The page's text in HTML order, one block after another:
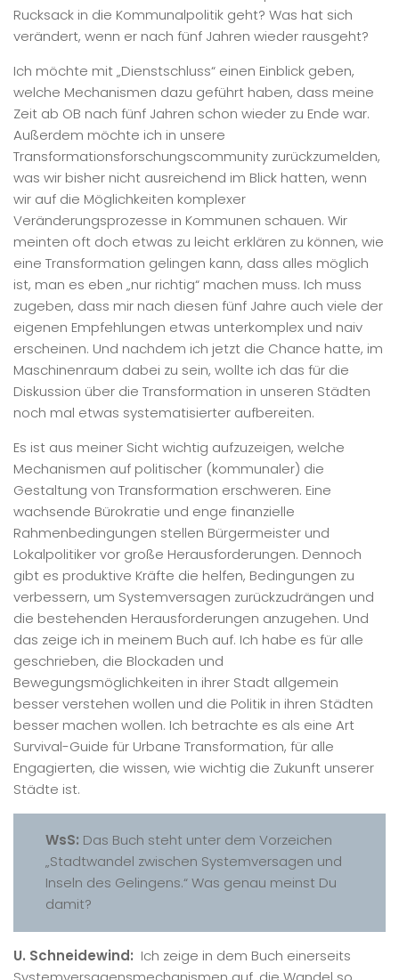
Rucksack in die Kommunalpolitik geht? Was hat sich
verändert, wenn er nach fünf Jahren wieder rausgeht?
Ich möchte mit „Dienstschluss“ einen Einblick geben,
welche Mechanismen dazu geführt haben, dass meine
Zeit ab OB nach fünf Jahren schon wieder zu Ende war.
Außerdem möchte ich in unsere
Transformationsforschungscommunity zurückzumelden,
was wir bisher nicht ausreichend im Blick hatten, wenn
wir auf die Möglichkeiten komplexer
Veränderungsprozesse in Kommunen schauen. Wir
meinten oft doch etwas zu leicht erklären zu können, wie
eine Transformation gelingen kann, dass alles möglich
ist, man es eben „nur richtig“ machen muss. Ich muss
zugeben, dass mir nach diesen fünf Jahre auch viele der
eigenen Empfehlungen etwas unterkomplex und naiv
erscheinen. Und nachdem ich jetzt die Chance hatte, im
Maschinenraum dabei zu sein, wollte ich das für die
Diskussion über die Transformation in unseren Städten
noch mal etwas systematisierter aufbereiten.
Es ist aus meiner Sicht wichtig aufzuzeigen, welche
Mechanismen auf politischer (kommunaler) die
Gestaltung von Transformation erschweren. Eine
wachsende Bürokratie und enge finanzielle
Rahmenbedingungen stellen Bürgermeister und
Lokalpolitiker vor große Herausforderungen. Dennoch
gibt es produktive Kräfte die helfen, Bedingungen zu
verbessern, um Systemversagen zurückzudrängen und
die bestehenden Herausforderungen anzugehen. Und
das zeige ich in meinem Buch auf. Ich habe es für alle
geschrieben, die Blockaden und
Bewegungsmöglichkeiten in ihrer Stadt allgemein
besser verstehen wollen und die Politik in ihren Städten
besser machen wollen. Ich betrachte es als eine Art
Survival-Guide für Urbane Transformation, für alle
Engagierten, die wissen, wie wichtig die Zukunft unserer
Städte ist.
WsS: Das Buch steht unter dem Vorzeichen
„Stadtwandel zwischen Systemversagen und
Inseln des Gelingens.“ Was genau meinst Du
damit?
U. Schneidewind: Ich zeige in dem Buch einerseits